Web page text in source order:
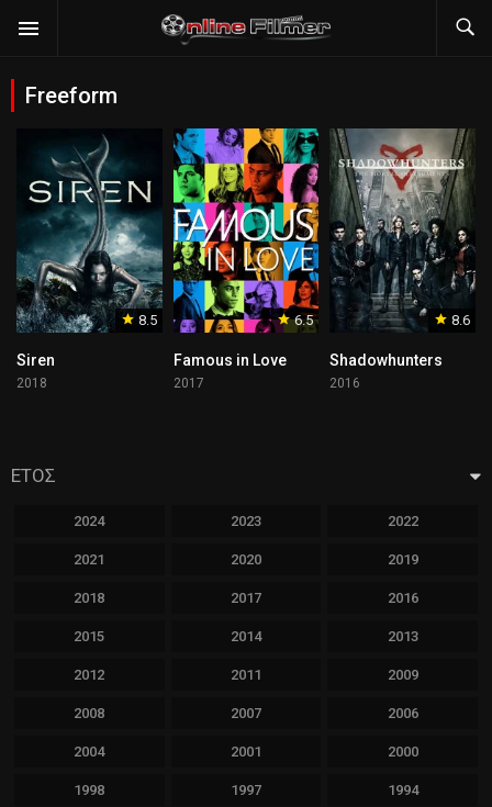
Freeform
8.5
Siren
2018
6.5
Famous in Love
2017
8.6
Shadowhunters
2016
ΕΤΟΣ
2024 2023 2022
2021 2020 2019
2018 2017 2016
2015 2014 2013
2012 2011 2009
2008 2007 2006
2004 2001 2000
1998 1997 1994